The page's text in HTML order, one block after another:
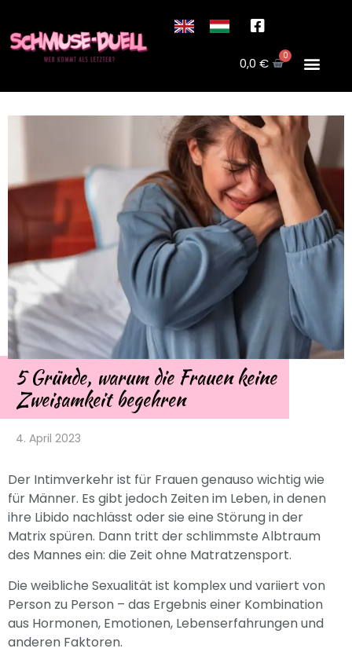
0,0 € 0
5 Gründe, warum die Frauen keine
Zweisamkeit begehren
4. April 2023
Der Intimverkehr ist für Frauen genauso wichtig wie
für Männer. Es gibt jedoch Zeiten im Leben, in denen
ihre Libido nachlässt oder sie eine Störung in der
Matrix spüren. Dann tritt der schlimmste Albtraum
des Mannes ein: die Zeit ohne Matratzensport.
Die weibliche Sexualität ist komplex und variiert von
Person zu Person – das Ergebnis einer Kombination
aus Hormonen, Emotionen, Lebenserfahrungen und
anderen Faktoren.